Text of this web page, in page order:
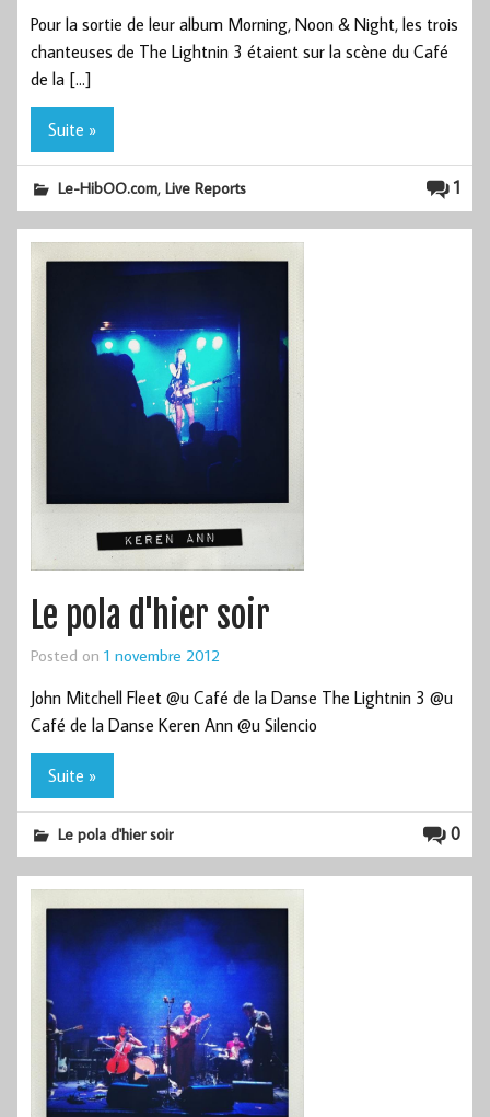
Pour la sortie de leur album Morning, Noon & Night, les trois
chanteuses de The Lightnin 3 étaient sur la scène du Café
de la […]
Suite »
1
Le-HibOO.com,Live Reports
Le pola d'hier soir
Posted on 1 novembre 2012
John Mitchell Fleet @u Café de la Danse The Lightnin 3 @u
Café de la Danse Keren Ann @u Silencio
Suite »
0
Le pola d'hier soir